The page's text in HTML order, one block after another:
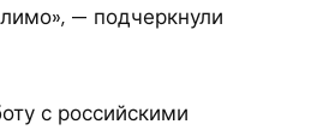
— подчеркнули
с российскими